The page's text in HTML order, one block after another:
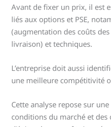
Avant de fixer un prix, il est
liés aux options et PSE,
(augmentation des coûts
livraison) et techniques.
L’entreprise doit aussi
une meilleure compétitivité
Cette analyse repose sur
conditions du marché et des